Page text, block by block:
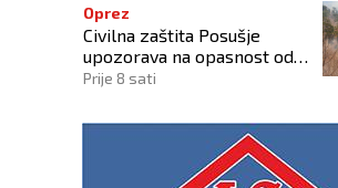
Oprez
Civilna zaštita Posušje
upozorava na opasnost od
požara na Blidinju
Prije 8 sati